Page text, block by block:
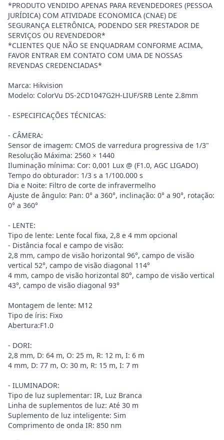
*PRODUTO VENDIDO APENAS PARA REVENDEDORES (PESSOA
JURÍDICA) COM ATIVIDADE ECONOMICA (CNAE) DE
SEGURANÇA ELETRÔNICA, PODENDO SER PRESTADOR DE
SERVIÇOS OU REVENDEDOR*
*CLIENTES QUE NÃO SE ENQUADRAM CONFORME ACIMA,
FAVOR ENTRAR EM CONTATO COM UMA DE NOSSAS
REVENDAS CREDENCIADAS*
Marca: Hikvision
Modelo: ColorVu DS-2CD1047G2H-LIUF/SRB Lente 2.8mm
- ESPECIFICAÇÕES TÉCNICAS:
- CÂMERA:
Sensor de imagem: CMOS de varredura progressiva de 1/3"
Resolução Máxima: 2560 × 1440
Iluminação mínima: Cor: 0,001 Lux @ (F1.0, AGC LIGADO)
Tempo do obturador: 1/3 s a 1/100.000 s
Dia e Noite: Filtro de corte de infravermelho
Ajuste de ângulo: Pan: 0° a 360°, inclinação: 0° a 90°, rotação:
0° a 360°
- LENTE:
Tipo de lente: Lente focal fixa, 2,8 e 4 mm opcional
- Distância focal e campo de visão:
2,8 mm, campo de visão horizontal 96°, campo de visão
vertical 52°, campo de visão diagonal 114°
4 mm, campo de visão horizontal 80°, campo de visão vertical
43°, campo de visão diagonal 93°
Montagem de lente: M12
Tipo de íris: Fixo
Abertura:F1.0
- DORI:
2,8 mm, D: 64 m, O: 25 m, R: 12 m, I: 6 m
4 mm, D: 77 m, O: 30 m, R: 15 m, I: 7 m
- ILUMINADOR:
Tipo de luz suplementar: IR, Luz Branca
Linha de suplementos de luz: Até 30 m
Suplemento de luz inteligente: Sim
Comprimento de onda IR: 850 nm